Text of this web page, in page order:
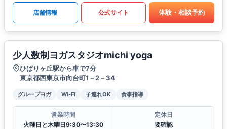
店舗情報 公式サイト 体験・相談予約
少人数制ヨガスタジオmichi yoga
ひばりヶ丘駅から車で7分
東京都西東京市向台町1－2－34
グループヨガ Wi-Fi 子連れOK 食事指導
営業時間
火曜日と木曜日9:30〜13:30
定休日
要確認